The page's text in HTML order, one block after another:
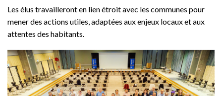
Les élus travailleront en lien étroit avec les communes pour
mener des actions utiles, adaptées aux enjeux locaux et aux
attentes des habitants.